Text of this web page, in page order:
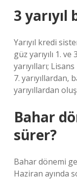
3 yarıyıl
Yarıyıl kredi
güz yarıyılı 1. ve
yarıyılları;
7. yarıyıllardan,
yarıyıllardan
Bahar
sürer?
Bahar dönemi
Haziran ayında